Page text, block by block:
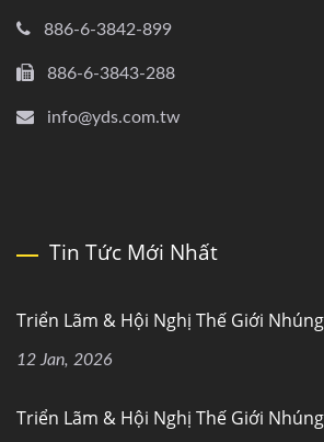
886-6-3842-899
886-6-3843-288
info@yds.com.tw
Tin Tức Mới Nhất
Triển Lãm & Hội Nghị Thế Giới
12 Jan, 2026
Triển Lãm & Hội Nghị Thế Giới